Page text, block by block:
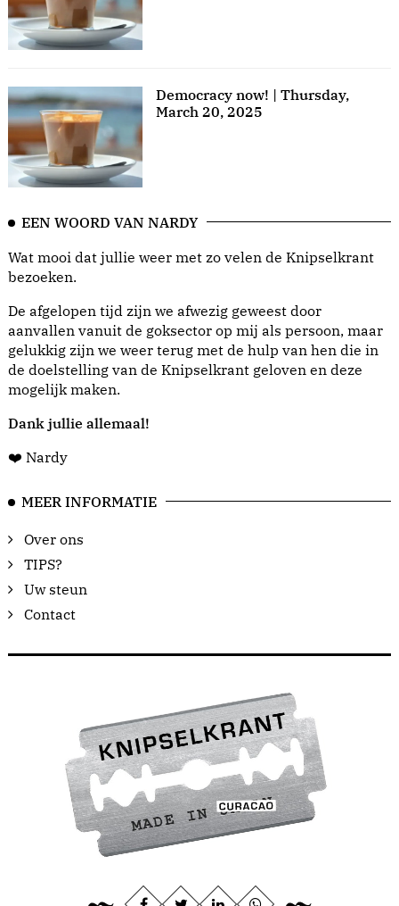
Democracy now! | Thursday,
March 20, 2025
EEN WOORD VAN NARDY
Wat mooi dat jullie weer met zo velen de Knipselkrant
bezoeken.
De afgelopen tijd zijn we afwezig geweest door
aanvallen vanuit de goksector op mij als persoon, maar
gelukkig zijn we weer terug met de hulp van hen die in
de doelstelling van de Knipselkrant geloven en deze
mogelijk maken.
Dank jullie allemaal!
❤️ Nardy
MEER INFORMATIE
Over ons
TIPS?
Uw steun
Contact